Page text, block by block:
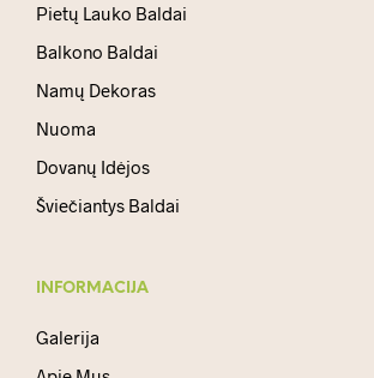
Pietų Lauko Baldai
Balkono Baldai
Namų Dekoras
Nuoma
Dovanų Idėjos
Šviečiantys Baldai
INFORMACIJA
Galerija